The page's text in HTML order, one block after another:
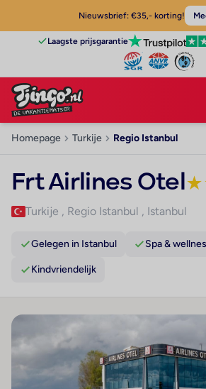
Nieuwsbrief: €35,- korting!
Laagste prijsgarantie
Homepage Turkije Regio Istanbul
Frt Airlines Otel★
Turkije , Regio Istanbul , Istanbul
Gelegen in Istanbul Spa &
Kindvriendelijk